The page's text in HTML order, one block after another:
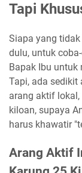
Tapi
Siapa yang
dulu, untuk
Bapak Ibu
Tapi, ada sedikit
arang aktif
kiloan, supaya
harus khawatir
Arang Aktif